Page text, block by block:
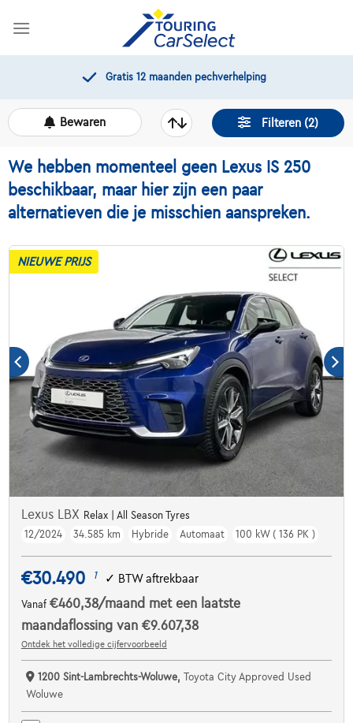
Gratis 12 maanden pechverhelping
Filteren (2)
Bewaren
We hebben momenteel geen Lexus IS 250
beschikbaar, maar hier zijn een paar
alternatieven die je misschien aanspreken.
NIEUWE PRIJS
Lexus LBX Relax | All Season Tyres
12/2024
34.585 km Hybride Automaat 100 kW ( 136 PK )
€30.490 1 ✓ BTW aftrekbaar
Vanaf €460,38/maand met een laatste
maandaflossing van €9.607,38
Ontdek het volledige cijfervoorbeeld
1200 Sint-Lambrechts-Woluwe,
Toyota City Approved Used
Woluwe